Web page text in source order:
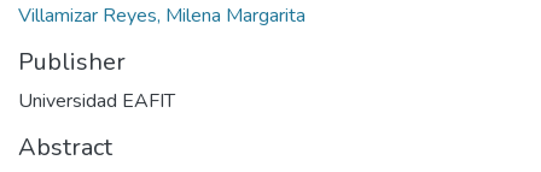
Villamizar Reyes, Milena Margarita
Publisher
Universidad EAFIT
Abstract